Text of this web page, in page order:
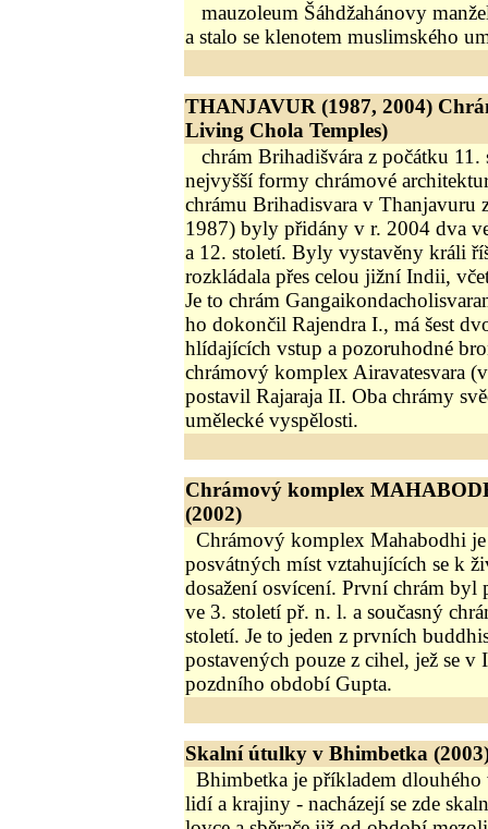
mauzoleum Šáhdžahánovy
a stalo se klenotem muslimského
THANJAVUR (1987, 2004)
Living Chola Temples)
chrám Brihadišvára z počátku 11.
nejvyšší formy chrámové
chrámu Brihadisvara v Thanjavuru
1987) byly přidány v r. 2004 dva
a 12. století. Byly vystavěny králi
rozkládala přes celou jižní Indii,
Je to chrám
ho dokončil Rajendra I., má šest
hlídajících vstup a pozoruhodné
chrámový komplex Airavatesvara
postavil Rajaraja II. Oba chrámy
umělecké vyspělosti.
Chrámový komplex
(2002)
Chrámový komplex Mahabodhi
posvátných míst vztahujících se k
dosažení osvícení. První chrám byl
ve 3. století př. n. l. a současný
století. Je to jeden z prvních
postavených pouze z cihel, jež se v
pozdního období Gupta.
Skalní útulky v Bhimbetka
Bhimbetka je příkladem dlouhého
lidí a krajiny - nacházejí se zde